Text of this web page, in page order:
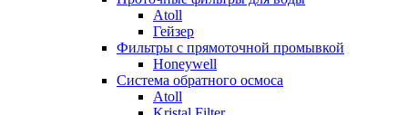
Atoll
Гейзер
Фильтры с прямоточной промывкой
Honeywell
Система обратного осмоса
Atoll